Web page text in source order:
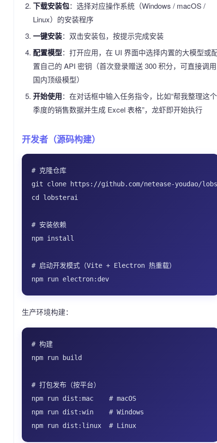
下载安装包：选择对应操作系统（Windows / macOS /
Linux）的安装程序
一键安装：双击安装包，按提示完成安装
配置模型：打开应用，在 UI 界面中选择内置的大模型或
置自己的 API 密钥（首次登录赠送 300 积分，可直接调用
国内顶级模型）
开始使用：在对话框中输入任务指令，比如“帮我整理这个
季度的销售数据并生成 Excel 表格”，龙虾即开始执行
开发者（源码构建）
# 克隆仓库
git clone https://github.com/netease-youdao/
cd lobsterai
# 安装依赖
npm install
# 启动开发模式（Vite + Electron 热重载）
生产环境构建：
# 构建
npm run build
# 打包发布（按平台）
npm run dist:mac    # macOS
npm run dist:win    # Windows